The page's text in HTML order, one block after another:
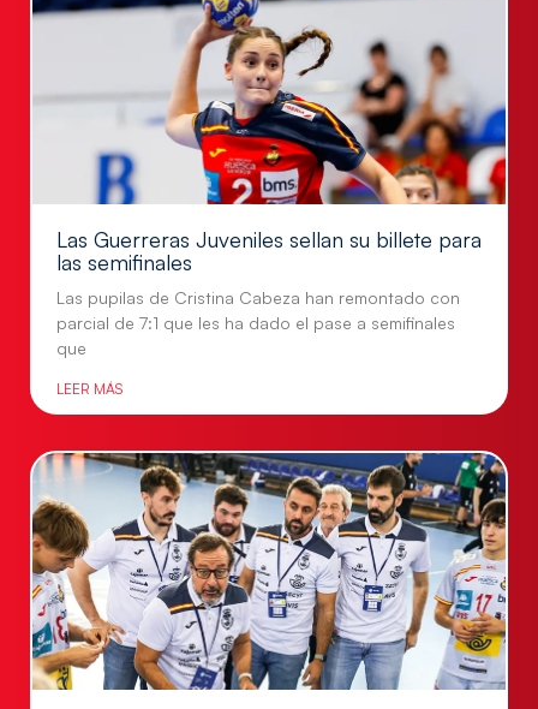
Las Guerreras Juveniles sellan su billete para
las semifinales
Las pupilas de Cristina Cabeza han remontado con
parcial de 7:1 que les ha dado el pase a semifinales
que
LEER MÁS